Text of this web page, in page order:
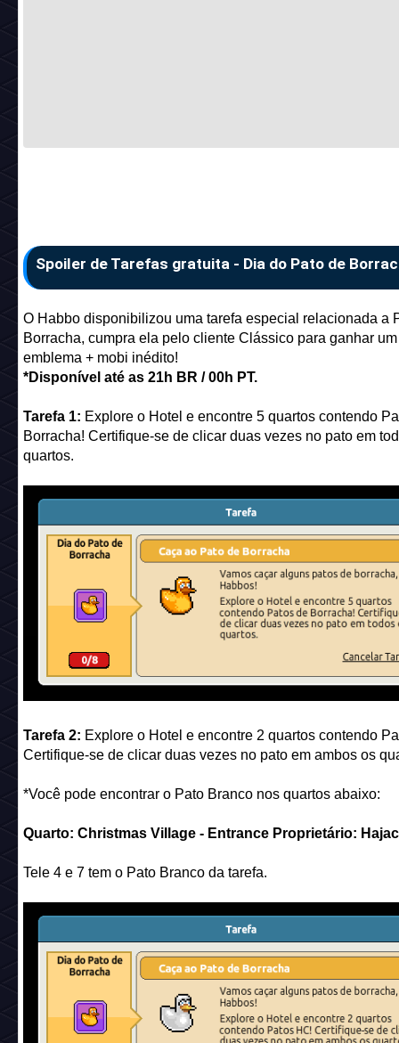
Spoiler de Tarefas gratuita - Dia do Pato de
O Habbo disponibilizou uma tarefa especial relacionada a
Borracha, cumpra ela pelo cliente Clássico para ganhar um
emblema + mobi inédito!
*Disponível até as 21h BR / 00h PT.
Tarefa 1: Explore o Hotel e encontre 5 quartos contendo
Borracha! Certifique-se de clicar duas vezes no pato em
quartos.
Tarefa 2: Explore o Hotel e encontre 2 quartos contendo
Certifique-se de clicar duas vezes no pato em ambos os
*Você pode encontrar o Pato Branco nos quartos abaixo:
Quarto: Christmas Village - Entrance Proprietário:
Tele 4 e 7 tem o Pato Branco da tarefa.